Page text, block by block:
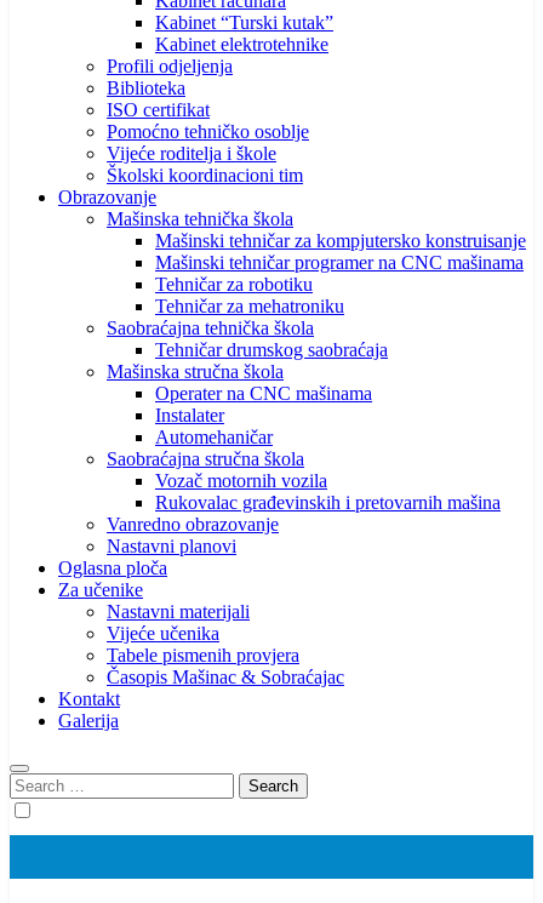
Kabinet “Turski kutak”
Kabinet elektrotehnike
Profili odjeljenja
Biblioteka
ISO certifikat
Pomoćno tehničko osoblje
Vijeće roditelja i škole
Školski koordinacioni tim
Obrazovanje
Mašinska tehnička škola
Mašinski tehničar za kompjutersko konstruisanje
Mašinski tehničar programer na CNC mašinama
Tehničar za robotiku
Tehničar za mehatroniku
Saobraćajna tehnička škola
Tehničar drumskog saobraćaja
Mašinska stručna škola
Operater na CNC mašinama
Instalater
Automehaničar
Saobraćajna stručna škola
Vozač motornih vozila
Rukovalac građevinskih i pretovarnih mašina
Vanredno obrazovanje
Nastavni planovi
Oglasna ploča
Za učenike
Nastavni materijali
Vijeće učenika
Tabele pismenih provjera
Časopis Mašinac & Sobraćajac
Kontakt
Galerija
Search
for: